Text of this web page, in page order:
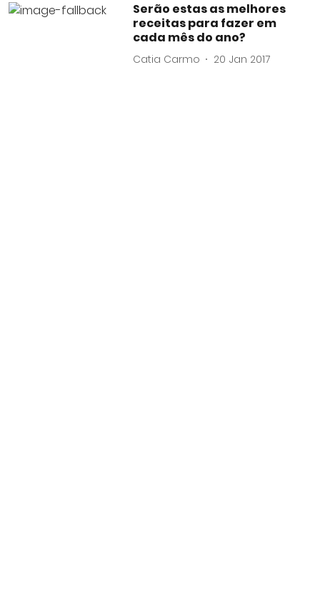
Serão estas as melhores
receitas para fazer em
cada mês do ano?
Catia Carmo 20 Jan 2017